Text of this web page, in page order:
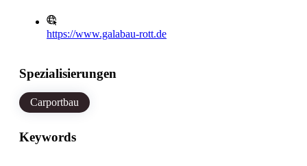
https://www.galabau-rott.de
Spezialisierungen
Carportbau
Keywords